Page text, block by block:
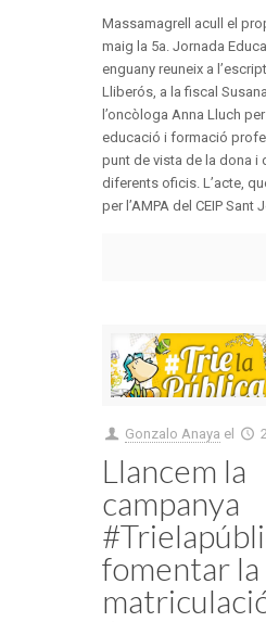
Massamagrell acull el
maig la 5a. Jornada
enguany reuneix a
Lliberós, a la fiscal
l’oncòloga Anna Lluch
educació i formació
punt de vista de la dona i
diferents oficis. L’acte,
per l’AMPA del CEIP Sant
Gonzalo Anaya el
Llancem la
campanya
fomentar la